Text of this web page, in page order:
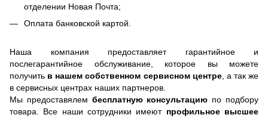
отделении Новая Почта;
Оплата банковской картой.
Наша компания предоставляет гарантийное и
послегарантийное обслуживание, которое вы можете
получить в нашем собственном сервисном центре, а так же
в сервисных центрах наших партнеров.
Мы предоставялем бесплатную консультацию по подбору
товара. Все наши сотрудники имеют профильное высшее